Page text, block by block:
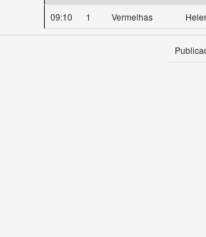
09:10
1 Vermelhas